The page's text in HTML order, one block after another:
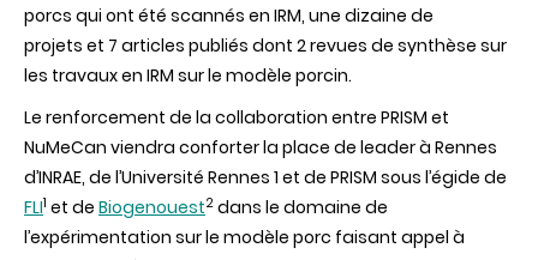
porcs qui ont été scannés en IRM, une dizaine de
projets et 7 articles publiés dont 2 revues de synthèse sur
les travaux en IRM sur le modèle porcin.
Le renforcement de la collaboration entre PRISM et
NuMeCan viendra conforter la place de leader à Rennes
d’INRAE, de l’Université Rennes 1 et de PRISM sous l’égide de
FLI1 et de Biogenouest2 dans le domaine de
l’expérimentation sur le modèle porc faisant appel à